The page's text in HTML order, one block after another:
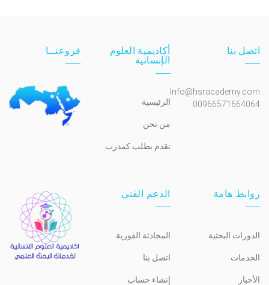
اتصل بنا
Info@hsracademy.com
00966571664064
أكاديمية العلوم
الإنسانية
الرئيسية
من نحن
تقدم بطلب كمدرب
فروعنــا
روابط هامة
الدورات البحثية
الخدمات
الأخبار
الدعم الفني
المحادثة الفورية
اتصل بنا
إنشاء حساب